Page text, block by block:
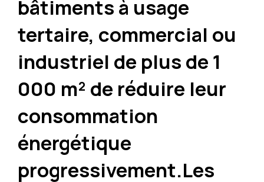
bâtiments à usage
tertaire, commercial ou
industriel de plus de 1
000 m² de réduire leur
consommation
énergétique
progressivement.Les